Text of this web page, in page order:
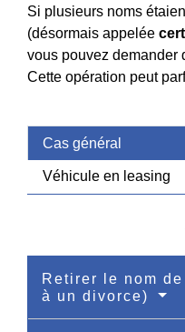
Si plusieurs noms
(désormais appelée
vous pouvez demander
Cette opération peut
Cas général
Véhicule en leasing
Retirer le nom
à un divorce)